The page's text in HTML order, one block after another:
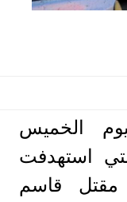
الخميس
استهدفت
مقتل قاسم